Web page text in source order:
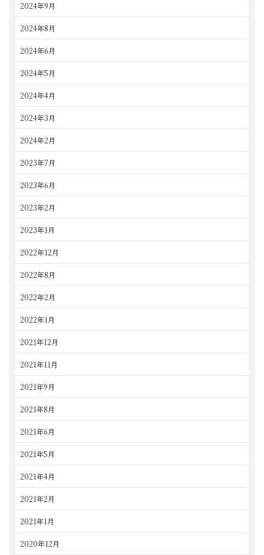
2024年9月
2024年8月
2024年6月
2024年5月
2024年4月
2024年3月
2024年2月
2023年7月
2023年6月
2023年2月
2023年1月
2022年12月
2022年8月
2022年2月
2022年1月
2021年12月
2021年11月
2021年9月
2021年8月
2021年6月
2021年5月
2021年4月
2021年2月
2021年1月
2020年12月